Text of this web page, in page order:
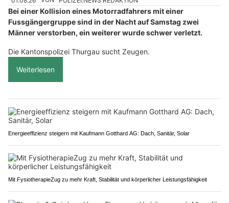
Bei einer Kollision eines Motorradfahrers mit einer
Fussgängergruppe sind in der Nacht auf Samstag zwei
Männer verstorben, ein weiterer wurde schwer verletzt.
Die Kantonspolizei Thurgau sucht Zeugen.
Weiterlesen
Energieeffizienz steigern mit Kaufmann Gotthard AG: Dach, Sanitär, Solar
Mit FysiotherapieZug zu mehr Kraft, Stabilität und körperlicher Leistungsfähigkeit